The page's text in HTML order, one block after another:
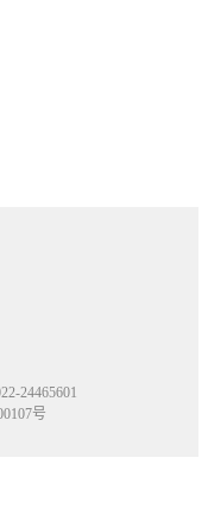
24465601
号